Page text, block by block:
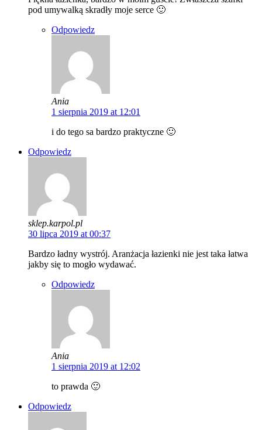
pod umywalką skradły moje serce 🙂
Odpowiedz
Ania
1 sierpnia 2019 at 12:01
i do tego sa bardzo praktyczne 🙂
Odpowiedz
sklep.karpol.pl
30 lipca 2019 at 00:37
Bardzo ładny wystrój. Aranżacja łazienki nie jest taka łatwa
jakby się to mogło wydawać.
Odpowiedz
Ania
1 sierpnia 2019 at 12:02
to prawda 🙂
Odpowiedz